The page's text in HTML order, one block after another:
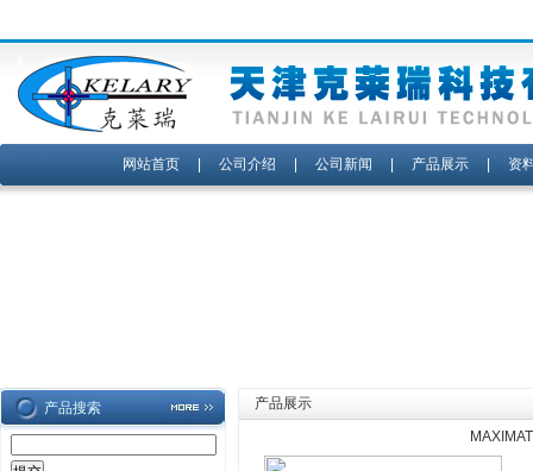
网站首页| 公司介绍 公司新闻 产品展示| 资
产品搜索
产品展示